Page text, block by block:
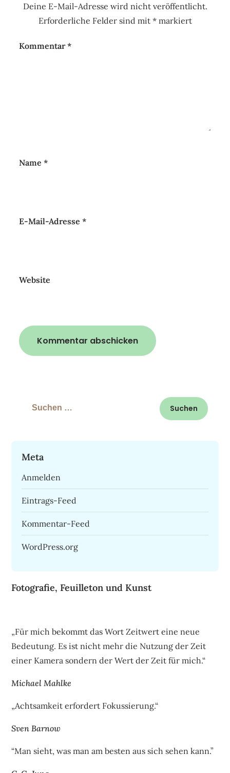
Deine E-Mail-Adresse wird nicht veröffentlicht.
Erforderliche Felder sind mit *markiert
Kommentar*
Name*
E-Mail-Adresse*
Website
Suchen
Meta
Anmelden
Eintrags-Feed
Kommentar-Feed
WordPress.org
Fotografie, Feuilleton und Kunst
„Für mich bekommt das Wort Zeitwert eine neue
Bedeutung. Es ist nicht mehr die Nutzung der Zeit
einer Kamera sondern der Wert der Zeit für mich.“
Michael Mahlke
„Achtsamkeit erfordert Fokussierung.“
Sven Barnow
“Man sieht, was man am besten aus sich sehen kann.”